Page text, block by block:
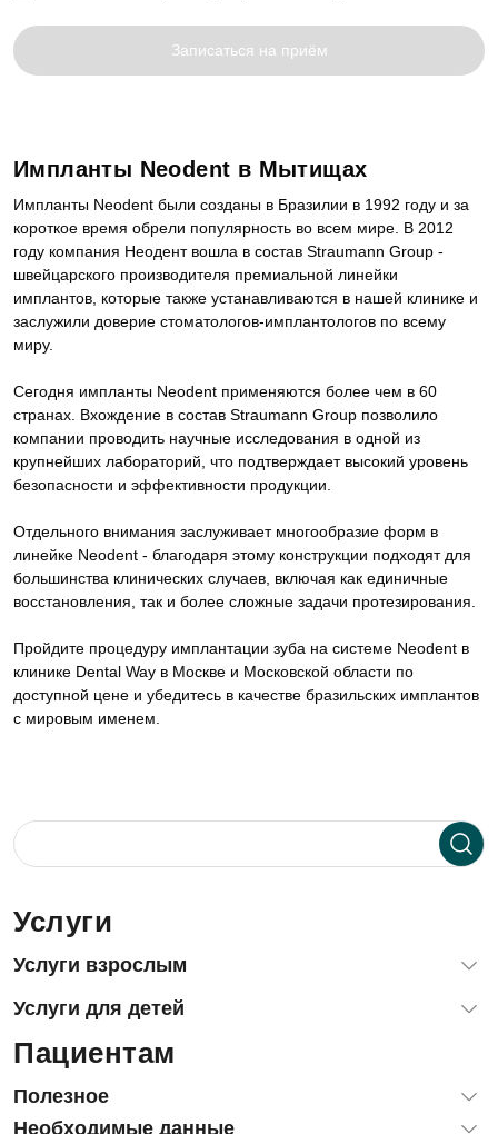
Записаться на приём
Импланты Neodent в Мытищах
Импланты Neodent были созданы в Бразилии в 1992 году и за
короткое время обрели популярность во всем мире. В 2012
году компания Неодент вошла в состав Straumann Group -
швейцарского производителя премиальной линейки
имплантов, которые также устанавливаются в нашей клинике и
заслужили доверие стоматологов-имплантологов по всему
миру.
Сегодня импланты Neodent применяются более чем в 60
странах. Вхождение в состав Straumann Group позволило
компании проводить научные исследования в одной из
крупнейших лабораторий, что подтверждает высокий уровень
безопасности и эффективности продукции.
Отдельного внимания заслуживает многообразие форм в
линейке Neodent - благодаря этому конструкции подходят для
большинства клинических случаев, включая как единичные
восстановления, так и более сложные задачи протезирования.
Пройдите процедуру имплантации зуба на системе Neodent в
клинике Dental Way в Москве и Московской области по
доступной цене и убедитесь в качестве бразильских имплантов
с мировым именем.
Услуги
Услуги взрослым
Терапевтическая стоматология (лечение зубов)
Хирургия, удаление зубов
Гнатология: лечение ВНЧС
Услуги для детей
Лечение зубов детям и подросткам
Детская стоматологическая хирургия
Пациентам
Полезное
Блог
Необходимые данные